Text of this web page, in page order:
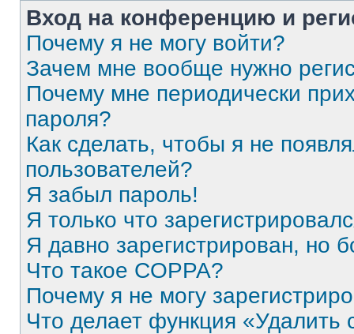
Вход на конференцию и
Почему я не могу войти?
Зачем мне вообще нужно
Почему мне периодически
пароля?
Как сделать, чтобы я не
пользователей?
Я забыл пароль!
Я только что
Я давно зарегистрирован, но
Что такое COPPA?
Почему я не могу
Что делает функция